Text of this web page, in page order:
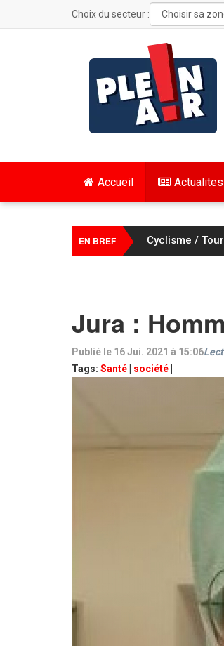
Choix du secteur :
Accueil Actualites
EN BREF Cyclisme /
Jura :
Publié le 16 Jui. 2021 à 15:06
Tags: Santé société